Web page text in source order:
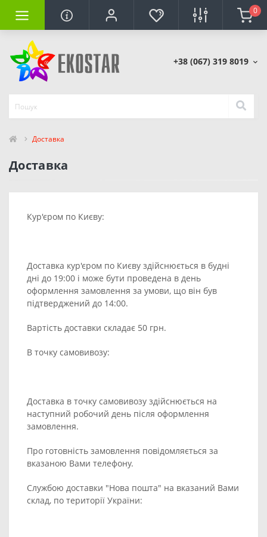
0
+38 (067) 319 8019
Доставка
Доставка
Кур'єром по Києву:
Доставка кур'єром по Києву здійснюється в будні
дні до 19:00 і може бути проведена в день
оформлення замовлення за умови, що він був
підтверджений до 14:00.
Вартість доставки складає 50 грн.
В точку самовивозу:
Доставка в точку самовивозу здійснюється на
наступний робочий день після оформлення
замовлення.
Про готовність замовлення повідомляється за
вказаною Вами телефону.
Службою доставки "Нова пошта" на вказаний Вами
склад, по території України: